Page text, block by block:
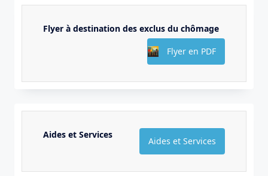
Flyer à destination des exclus du chômage
Flyer en PDF
Aides et Services
Aides et Services